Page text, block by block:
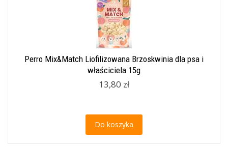
Perro Mix&Match Liofilizowana Brzoskwinia dla psa i
właściciela 15g
13,80 zł
Do koszyka